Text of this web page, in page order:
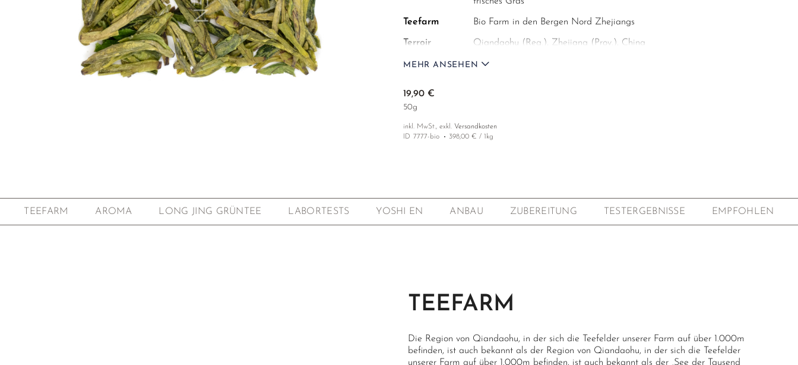
Zum Anfang der Bildgalerie springen
Teefarm Bio Farm in den Bergen Nord Zhejiangs
Terroir Qiandaohu (Reg.), Zhejiang (Prov.), China
Ernte 1. Ernte des Jahres, April, 2023, handgepflückt
Höhenlage
Verarbeitung
Handernte (shoucai 手採 ); Welken der Blätter im Schatten; traditionelle
Röstung und spezielle Formung in einer Wok-Pfanne für 20 min von Hand
Qualität 95/100 P.
MEHR ANSEHEN
19,90 €
50g
inkl. MwSt., exkl. Versandkosten
ID 7777-bio 398,00 € / 1kg
TEEFARM AROMA LONG JING GRÜNTEE LABORTESTS YOSHI EN ANBAU ZUBEREITUNG TESTERGEBNISSE EMPFOHLEN
TEEFARM
Die Region von Qiandaohu, in der sich die Teefelder unserer Farm auf über 1.000m
befinden, ist auch bekannt als der Region von Qiandaohu, in der sich die Teefelder
unserer Farm auf über 1.000m befinden, ist auch bekannt als der „See der Tausend